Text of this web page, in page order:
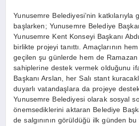
Yunusemre Belediyesi’nin katkılarıyla
başlarken; Yunusemre Belediye
Yunusemre Kent Konseyi Başkanı
birlikte projeyi tanıttı. Amaçlarının
geçilen şu günlerde hem de Ramazan
sahiplerine destek vermek olduğunu
Başkanı Arslan, her Salı stant
duyarlı vatandaşlara da projeye
Yunusemre Belediyesi olarak sosyal
önemsediklerini aktaran Belediye
de salgınının görüldüğü ilk günden bu